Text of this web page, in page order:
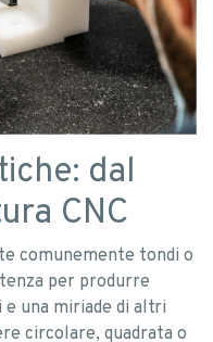
dal
CNC
comunemente tondi o
per produrre
una miriade di altri
circolare, quadrata o